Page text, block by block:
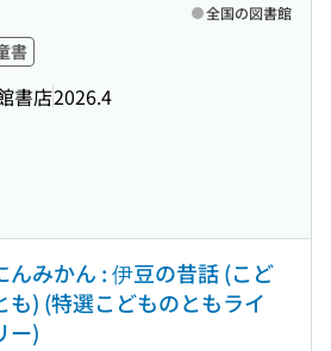
書
書店2026.4
全国の図書館
んみかん : 伊豆の昔話 (こど
も) (特選こどものともライ
ー)